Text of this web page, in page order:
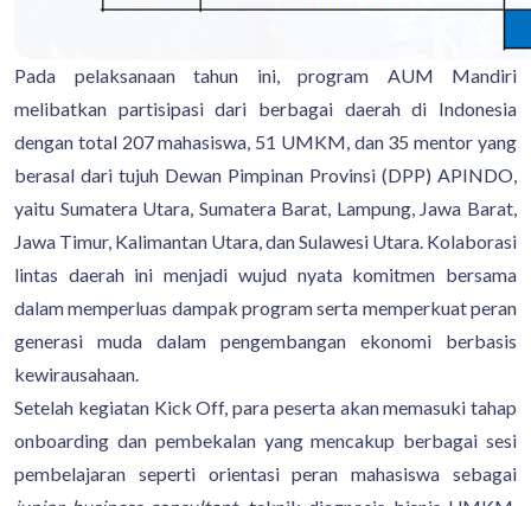
Pada pelaksanaan tahun ini, program AUM Mandiri
melibatkan partisipasi dari berbagai daerah di Indonesia
dengan total 207 mahasiswa, 51 UMKM, dan 35 mentor yang
berasal dari tujuh Dewan Pimpinan Provinsi (DPP) APINDO,
yaitu Sumatera Utara, Sumatera Barat, Lampung, Jawa Barat,
Jawa Timur, Kalimantan Utara, dan Sulawesi Utara. Kolaborasi
lintas daerah ini menjadi wujud nyata komitmen bersama
dalam memperluas dampak program serta memperkuat peran
generasi muda dalam pengembangan ekonomi berbasis
kewirausahaan.
Setelah kegiatan Kick Off, para peserta akan memasuki tahap
onboarding dan pembekalan yang mencakup berbagai sesi
pembelajaran seperti orientasi peran mahasiswa sebagai